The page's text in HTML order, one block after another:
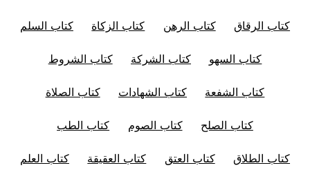
كتاب الرقاق كتاب الرهن كتاب الزكاة كتاب السلم
كتاب السهو كتاب الشركة كتاب الشروط
كتاب الشفعة كتاب الشهادات كتاب الصلاة
كتاب الصلح كتاب الصوم كتاب الطب
كتاب الطلاق كتاب العتق كتاب العقيقة كتاب العلم